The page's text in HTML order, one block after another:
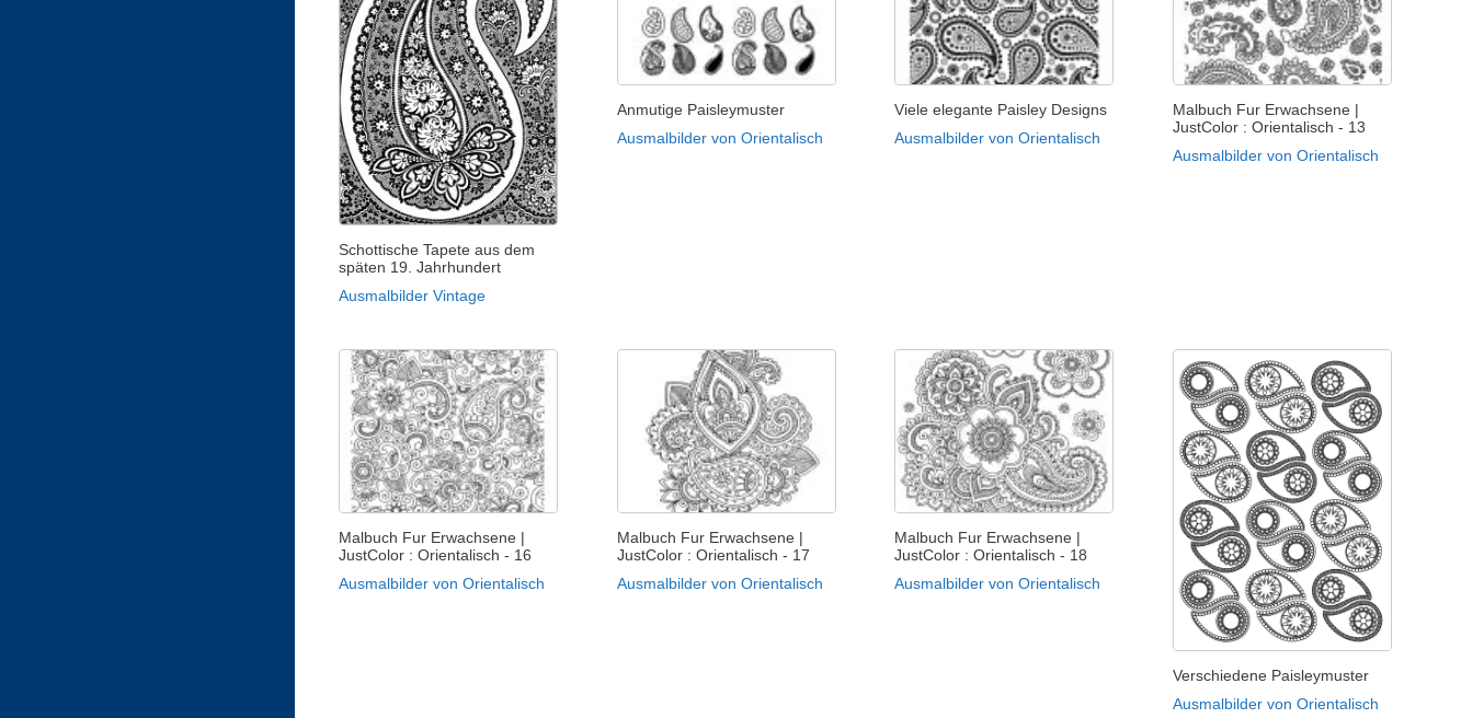
Schottische Tapete aus dem
späten 19. Jahrhundert
Ausmalbilder Vintage
Anmutige Paisleymuster
Ausmalbilder von Orientalisch
Viele elegante Paisley Designs
Ausmalbilder von Orientalisch
Malbuch Fur Erwachsene |
JustColor : Orientalisch - 13
Ausmalbilder von Orientalisch
Malbuch Fur Erwachsene |
JustColor : Orientalisch - 16
Ausmalbilder von Orientalisch
Malbuch Fur Erwachsene |
JustColor : Orientalisch - 17
Ausmalbilder von Orientalisch
Malbuch Fur Erwachsene |
JustColor : Orientalisch - 18
Ausmalbilder von Orientalisch
Verschiedene Paisleymuster
Ausmalbilder von Orientalisch